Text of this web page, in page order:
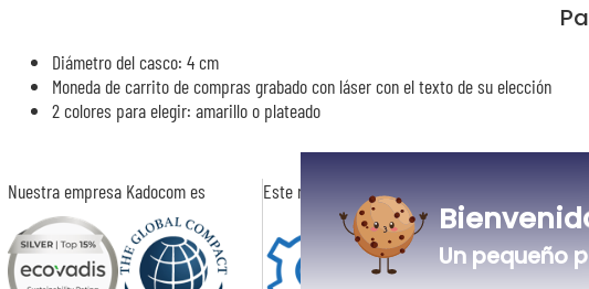
Diámetro del casco: 4 cm
Moneda de carrito de compras grabado con láser con el texto de su elección
2 colores para elegir: amarillo o plateado
Nuestra empresa Kadocom es Este regalo es
Un pequeño